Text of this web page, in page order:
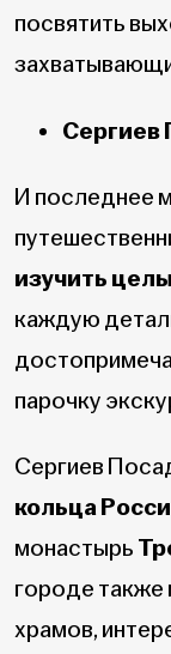
посвятить
Сергиев
И последнее
изучить
каждую
парочку
Сергиев
кольца
монастырь
городе также
храмов,